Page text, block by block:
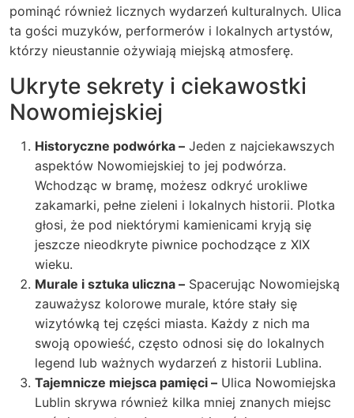
pominąć również licznych wydarzeń kulturalnych. Ulica
ta gości muzyków, performerów i lokalnych artystów,
którzy nieustannie ożywiają miejską atmosferę.
Ukryte sekrety i ciekawostki
Nowomiejskiej
Historyczne podwórka – Jeden z najciekawszych
aspektów Nowomiejskiej to jej podwórza.
Wchodząc w bramę, możesz odkryć urokliwe
zakamarki, pełne zieleni i lokalnych historii. Plotka
głosi, że pod niektórymi kamienicami kryją się
jeszcze nieodkryte piwnice pochodzące z XIX
wieku.
Murale i sztuka uliczna – Spacerując Nowomiejską
zauważysz kolorowe murale, które stały się
wizytówką tej części miasta. Każdy z nich ma
swoją opowieść, często odnosi się do lokalnych
legend lub ważnych wydarzeń z historii Lublina.
Tajemnicze miejsca pamięci – Ulica Nowomiejska
Lublin skrywa również kilka mniej znanych miejsc